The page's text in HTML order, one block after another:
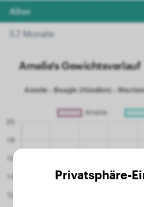
Alter
5.7 Monate
Amelie's Gewichtsverlauf
Privatsphäre-